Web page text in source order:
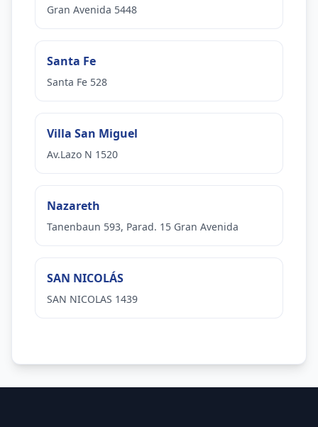
Gran Avenida 5448
Santa Fe
Santa Fe 528
Villa San Miguel
Av.Lazo N 1520
Nazareth
Tanenbaun 593, Parad. 15 Gran Avenida
SAN NICOLÁS
SAN NICOLAS 1439